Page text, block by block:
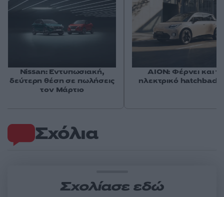
Σχόλια
Σχολίασε εδώ
Nissan: Εντυπωσιακή,
δεύτερη θέση σε πωλήσεις
τον Μάρτιο
AION: Φέρνει και το
ηλεκτρικό hatchback